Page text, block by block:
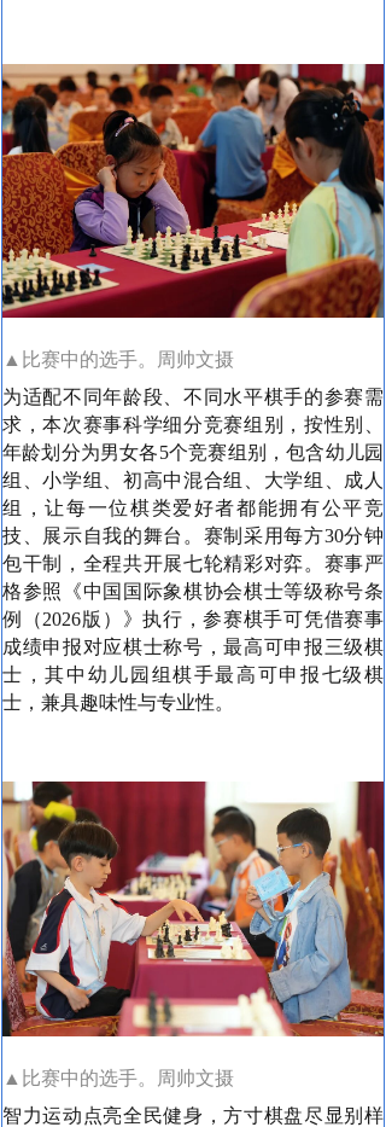
▲比赛中的选手。周帅文摄
为适配不同年龄段、不同水平棋手的参赛需
求，本次赛事科学细分竞赛组别，按性别、
年龄划分为男女各5个竞赛组别，包含幼儿园
组、小学组、初高中混合组、大学组、成人
组，让每一位棋类爱好者都能拥有公平竞
技、展示自我的舞台。赛制采用每方30分钟
包干制，全程共开展七轮精彩对弈。赛事严
格参照《中国国际象棋协会棋士等级称号条
例（2026版）》执行，参赛棋手可凭借赛事
成绩申报对应棋士称号，最高可申报三级棋
士，其中幼儿园组棋手最高可申报七级棋
士，兼具趣味性与专业性。
▲比赛中的选手。周帅文摄
智力运动点亮全民健身，方寸棋盘尽显别样